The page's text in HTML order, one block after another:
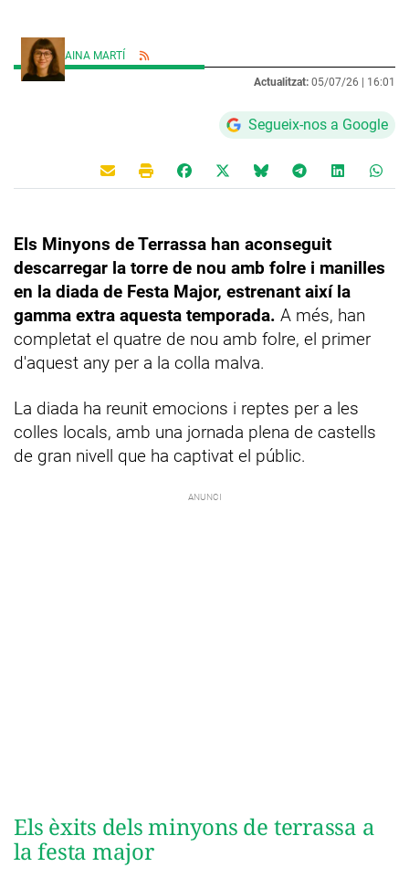
AINA MARTÍ
Actualitzat: 05/07/26 | 16:01
Segueix-nos a Google
Els Minyons de Terrassa han aconseguit
descarregar la torre de nou amb folre i manilles
en la diada de Festa Major, estrenant així la
gamma extra aquesta temporada. A més, han
completat el quatre de nou amb folre, el primer
d'aquest any per a la colla malva.
La diada ha reunit emocions i reptes per a les
colles locals, amb una jornada plena de castells
de gran nivell que ha captivat el públic.
Els èxits dels minyons de terrassa a
la festa major